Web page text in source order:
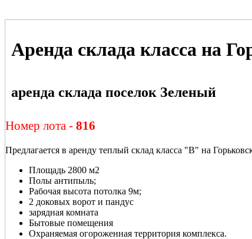
Аренда склада класса на
аренда склада поселок Зеленый
Номер лота - 816
Предлагается в аренду теплый склад класса "В" на
Площадь 2800 м2
Полы антипыль;
Рабочая высота потолка 9м;
2 доковых ворот и пандус
зарядная комната
Бытовые помещения
Охраняемая огороженная территория комплекса.